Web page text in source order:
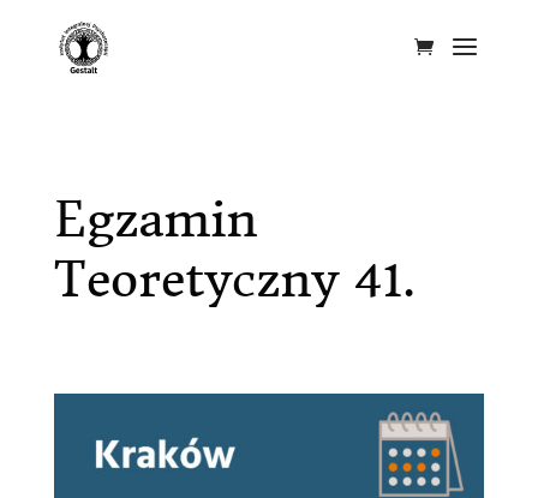
Egzamin
Teoretyczny 41.